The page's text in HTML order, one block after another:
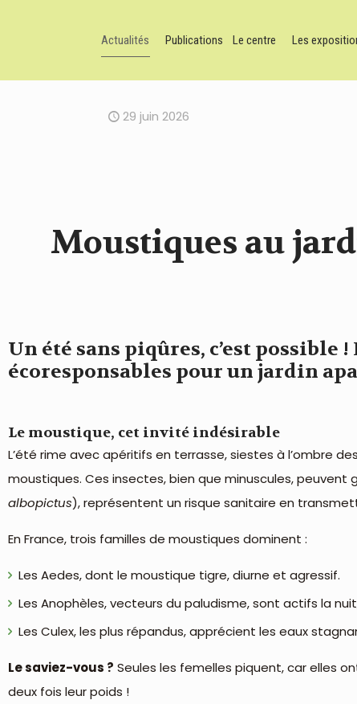
Actualités Publications Le centre Les
29 juin 2026
Moustiques au
Un été sans piqûres, c’est possible
écoresponsables pour un jardin
Le moustique, cet invité indésirable
L’été rime avec apéritifs en terrasse, siestes à l’ombre
moustiques. Ces insectes, bien que minuscules,
albopictus), représentent un risque sanitaire en
En France, trois familles de moustiques dominent :
Les Aedes, dont le moustique tigre, diurne et agressif.
Les Anophèles, vecteurs du paludisme, sont actifs la
Les Culex, les plus répandus, apprécient les eaux
Le saviez-vous ? Seules les femelles piquent, car elles
deux fois leur poids !